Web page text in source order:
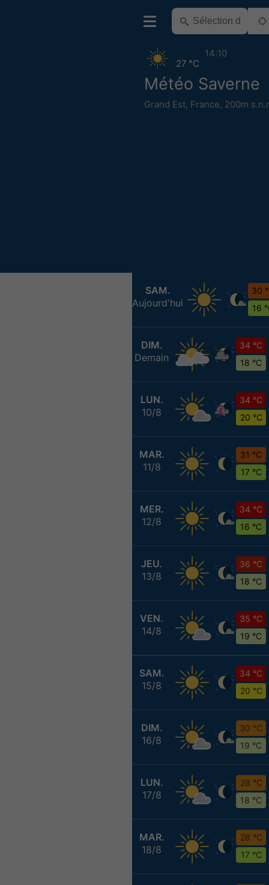
Météo Saverne
Grand Est, France, 200m
27 °C
14:10
SAM.
Aujourd'hui
30
16
DIM.
Demain
34 °C
18 °C
LUN.
10/8
34 °C
20 °C
MAR.
11/8
31 °C
17 °C
MER.
12/8
34 °C
16 °C
JEU.
13/8
36 °C
18 °C
VEN.
14/8
35 °C
19 °C
SAM.
15/8
34 °C
20 °C
DIM.
16/8
30 °C
19 °C
LUN.
17/8
28 °C
18 °C
MAR.
18/8
28 °C
17 °C